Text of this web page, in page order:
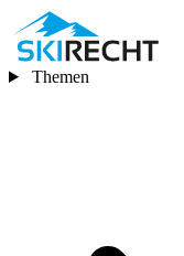
Themen